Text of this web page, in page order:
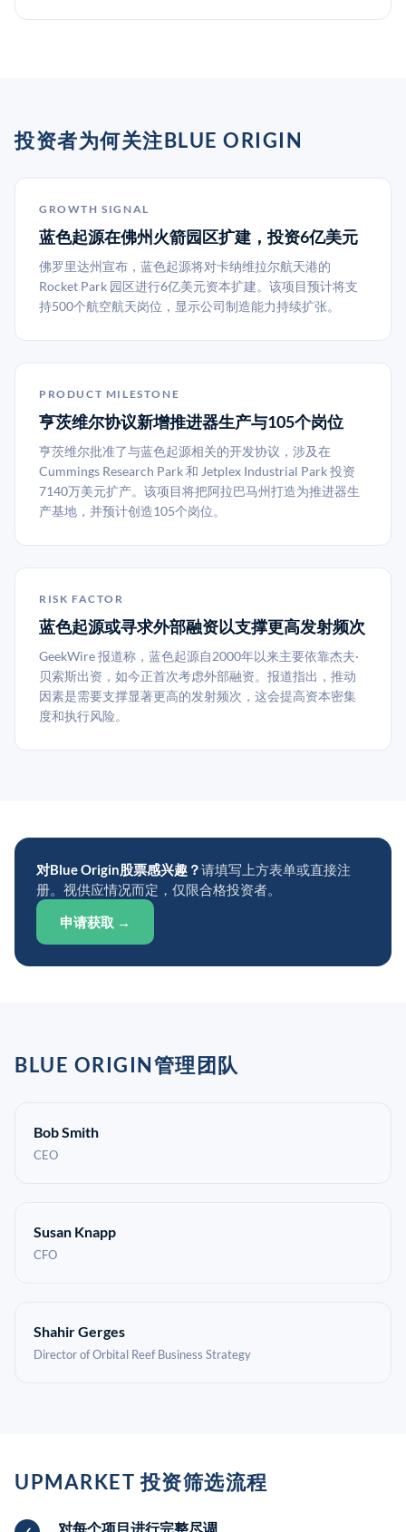
投资者为何关注BLUE ORIGIN
GROWTH SIGNAL
蓝色起源在佛州火箭园区扩建，投资6亿美元
佛罗里达州宣布，蓝色起源将对卡纳维拉尔航天港的
Rocket Park 园区进行6亿美元资本扩建。该项目预计将支
持500个航空航天岗位，显示公司制造能力持续扩张。
PRODUCT MILESTONE
亨茨维尔协议新增推进器生产与105个岗位
亨茨维尔批准了与蓝色起源相关的开发协议，涉及在
Cummings Research Park 和 Jetplex Industrial Park 投资
7140万美元扩产。该项目将把阿拉巴马州打造为推进器生
产基地，并预计创造105个岗位。
RISK FACTOR
蓝色起源或寻求外部融资以支撑更高发射频次
GeekWire 报道称，蓝色起源自2000年以来主要依靠杰夫·
贝索斯出资，如今正首次考虑外部融资。报道指出，推动
因素是需要支撑显著更高的发射频次，这会提高资本密集
度和执行风险。
对Blue Origin股票感兴趣？请填写上方表单或直接注
册。视供应情况而定，仅限合格投资者。
申请获取 →
BLUE ORIGIN管理团队
Bob Smith
CEO
Susan Knapp
CFO
Shahir Gerges
Director of Orbital Reef Business Strategy
UPMARKET 投资筛选流程
对每个项目进行完整尽调